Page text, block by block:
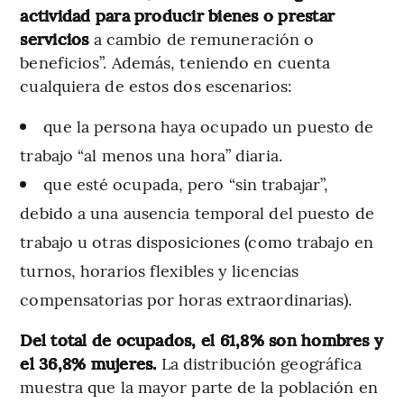
actividad para producir bienes o prestar
servicios a cambio de remuneración o
beneficios”. Además, teniendo en cuenta
cualquiera de estos dos escenarios:
que la persona haya ocupado un puesto de
trabajo “al menos una hora” diaria.
que esté ocupada, pero “sin trabajar”,
debido a una ausencia temporal del puesto de
trabajo u otras disposiciones (como trabajo en
turnos, horarios flexibles y licencias
compensatorias por horas extraordinarias).
Del total de ocupados, el 61,8% son hombres y
el 36,8% mujeres. La distribución geográfica
muestra que la mayor parte de la población en